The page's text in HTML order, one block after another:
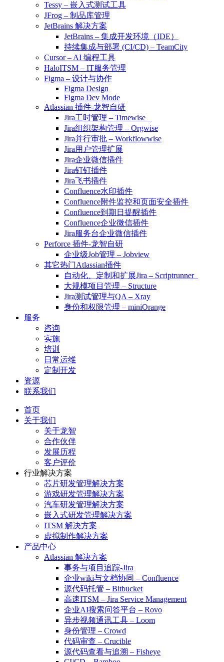
Tessy – 嵌入式测试工具
JFrog – 制品库管理
JetBrains 解决方案
JetBrains – 集成开发环境（IDE）
持续集成与部署 (CI/CD) – TeamCity
Cursor – AI 编程工具
HaloITSM – IT服务管理
Figma – 设计与协作
Figma Design
Figma Dev Mode
Atlassian 插件-龙智自研
Jira工时管理 – Timewise
Jira组织架构管理 – Orgwise
Jira并行审批 – Workflowwise
Jira用户管理扩展
Jira企业微信插件
Jira钉钉插件
Jira飞书插件
Confluence水印插件
Confluence附件监控和页面安全插件
Confluence到期日提醒插件
Confluence企业微信插件
Jira服务台企业微信插件
Perforce 插件-龙智自研
企业级Job管理 – Jobview
其它热门Atlassian插件
自动化、定制和扩展Jira – Scriptrunner
大规模项目管理 – Structure
Jira测试管理与QA – Xray
身份和权限管理 – miniOrange
服务
咨询
实施
培训
日常运维
定制开发
资源
联系我们
首页
关于我们
关于龙智
合作伙伴
发展历程
客户评价
行业解决方案
芯片研发管理解决方案
游戏研发管理解决方案
汽车研发管理解决方案
嵌入式研发管理解决方案
ITSM 解决方案
虚拟制作解决方案
产品中心
Atlassian 解决方案
事务与项目追踪-Jira
企业wiki与文档协同 – Confluence
源代码托管 – Bitbucket
高速ITSM – Jira Service Management
企业AI搜索问答平台 – Rovo
异步视频通讯工具 – Loom
身份管理 – Crowd
代码审查 – Crucible
源代码查看与追溯 – Fisheye